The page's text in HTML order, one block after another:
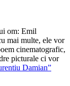
om: Emil
mai multe, ele vor
cinematografic,
picturale ci vor
Damian”